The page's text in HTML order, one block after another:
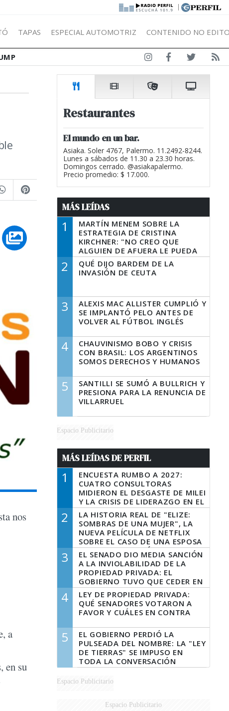
|
TAPAS ESPECIAL AUTOMOTRIZ CONTENIDO NO
nos
a
en su
Restaurantes
El mundo en un bar.
Asiaka. Soler 4767, Palermo. 11.2492-8244.
Lunes a sábados de 11.30 a 23.30 horas.
Domingos cerrado. @asiakapalermo.
Precio promedio: $ 17.000.
MÁS LEÍDAS
1
MARTÍN MENEM SOBRE LA
ESTRATEGIA DE CRISTINA
KIRCHNER: "NO CREO QUE
ALGUIEN DE AFUERA LE PUEDA
DECIR A LA JUSTICIA LO QUE
TIENE QUE HACER"
2
QUÉ DIJO BARDEM DE LA
INVASIÓN DE CEUTA
3
ALEXIS MAC ALLISTER CUMPLIÓ Y
SE IMPLANTÓ PELO ANTES DE
VOLVER AL FÚTBOL INGLÉS
4
CHAUVINISMO BOBO Y CRISIS
CON BRASIL: LOS ARGENTINOS
SOMOS DERECHOS Y HUMANOS
5
SANTILLI SE SUMÓ A BULLRICH Y
PRESIONA PARA LA RENUNCIA DE
VILLARRUEL
Espacio Publicitario
MÁS LEÍDAS DE PERFIL
1
ENCUESTA RUMBO A 2027:
CUATRO CONSULTORAS
MIDIERON EL DESGASTE DE MILEI
Y LA CRISIS DE LIDERAZGO EN EL
PERONISMO
2
LA HISTORIA REAL DE "ELIZE:
SOMBRAS DE UNA MUJER", LA
NUEVA PELÍCULA DE NETFLIX
SOBRE EL CASO DE UNA ESPOSA
QUE DESCUARTIZÓ A SU
MARIDO
3
EL SENADO DIO MEDIA SANCIÓN
A LA INVIOLABILIDAD DE LA
PROPIEDAD PRIVADA: EL
GOBIERNO TUVO QUE CEDER EN
LA LEY DEL MANEJO DEL FUEGO
4
LEY DE PROPIEDAD PRIVADA:
QUÉ SENADORES VOTARON A
FAVOR Y CUÁLES EN CONTRA
5
EL GOBIERNO PERDIÓ LA
PULSEADA DEL NOMBRE: LA "LEY
DE TIERRAS" SE IMPUSO EN
TODA LA CONVERSACIÓN
DIGITAL
Espacio Publicitario
Espacio Publicitario